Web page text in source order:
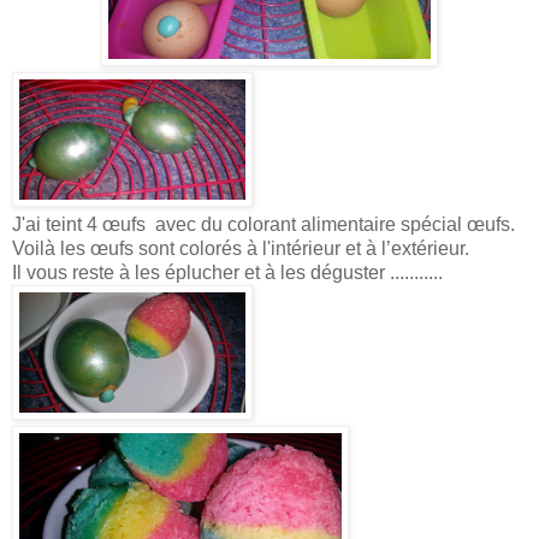
J'ai teint 4 œufs avec du colorant alimentaire spécial œufs.
Voilà les œufs sont colorés à l'intérieur et à l’extérieur.
Il vous reste à les éplucher et à les déguster ...........